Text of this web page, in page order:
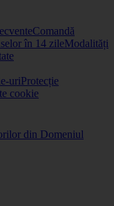
Comandă
în 14 zileModalități
uriProtecție
cookie